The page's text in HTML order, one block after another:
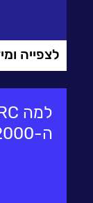
אירועים
פודקאסט
וובינרים
דברו איתנו
לצפייה
ה-2000 ואיך יוצאים מזה?